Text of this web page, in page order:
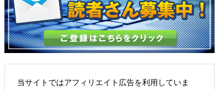
当サイトではアフィリエイト広告を利用していま